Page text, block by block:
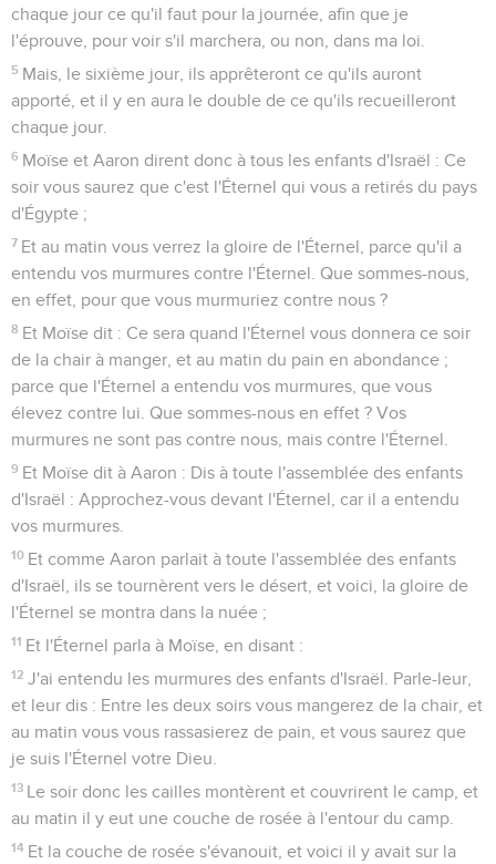
chaque jour ce qu'il faut pour la journée, afin que je
l'éprouve, pour voir s'il marchera, ou non, dans ma loi.
5 Mais, le sixième jour, ils apprêteront ce qu'ils auront
apporté, et il y en aura le double de ce qu'ils recueilleront
chaque jour.
6 Moïse et Aaron dirent donc à tous les enfants d'Israël : Ce
soir vous saurez que c'est l'Éternel qui vous a retirés du pays
d'Égypte ;
7 Et au matin vous verrez la gloire de l'Éternel, parce qu'il a
entendu vos murmures contre l'Éternel. Que sommes-nous,
en effet, pour que vous murmuriez contre nous ?
8 Et Moïse dit : Ce sera quand l'Éternel vous donnera ce soir
de la chair à manger, et au matin du pain en abondance ;
parce que l'Éternel a entendu vos murmures, que vous
élevez contre lui. Que sommes-nous en effet ? Vos
murmures ne sont pas contre nous, mais contre l'Éternel.
9 Et Moïse dit à Aaron : Dis à toute l'assemblée des enfants
d'Israël : Approchez-vous devant l'Éternel, car il a entendu
vos murmures.
10 Et comme Aaron parlait à toute l'assemblée des enfants
d'Israël, ils se tournèrent vers le désert, et voici, la gloire de
l'Éternel se montra dans la nuée ;
11 Et l'Éternel parla à Moïse, en disant :
12 J'ai entendu les murmures des enfants d'Israël. Parle-leur,
et leur dis : Entre les deux soirs vous mangerez de la chair, et
au matin vous vous rassasierez de pain, et vous saurez que
je suis l'Éternel votre Dieu.
13 Le soir donc les cailles montèrent et couvrirent le camp, et
au matin il y eut une couche de rosée à l'entour du camp.
14 Et la couche de rosée s'évanouit, et voici il y avait sur la